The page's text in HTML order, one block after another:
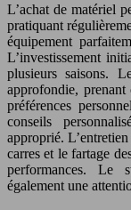
L’achat de matériel
pratiquant
équipement
L’investissement
plusieurs saisons.
approfondie,
préférences
conseils
approprié.
carres et le fartage
performances. Le
également une